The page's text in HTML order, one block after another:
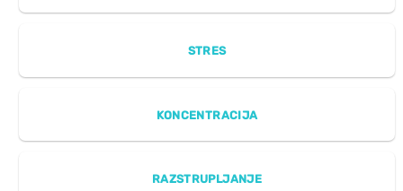
STRES
KONCENTRACIJA
RAZSTRUPLJANJE